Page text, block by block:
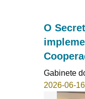
O
Gabinete
2026-06-